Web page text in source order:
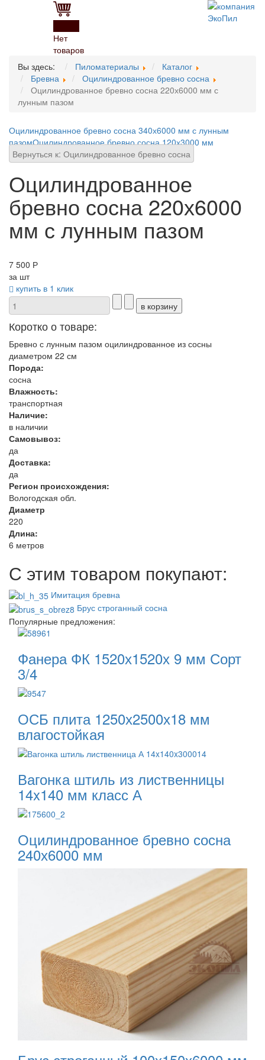
Нет
товаров
Вы здесь:
Пиломатериалы
Каталог
Бревна
Оцилиндрованное бревно сосна
Оцилиндрованное бревно сосна 220х6000 мм с
лунным пазом
Оцилиндрованное бревно сосна 340х6000 мм с лунным
пазомОцилиндрованное бревно сосна 120х3000 мм
Вернуться к: Оцилиндрованное бревно сосна
Оцилиндрованное
бревно сосна 220х6000
мм с лунным пазом
7 500 Р
за шт
купить в 1 клик
Коротко о товаре:
Бревно с лунным пазом оцилиндрованное из сосны
диаметром 22 см
Порода:
сосна
Влажность:
транспортная
Наличие:
в наличии
Самовывоз:
да
Доставка:
да
Регион происхождения:
Вологодская обл.
Диаметр
220
Длина:
6 метров
С этим товаром покупают:
Имитация бревна
Брус строганный сосна
Популярные предложения:
Фанера ФК 1520х1520х 9 мм Сорт
3/4
ОСБ плита 1250х2500х18 мм
влагостойкая
Вагонка штиль из лиственницы
14x140 мм класс А
Оцилиндрованное бревно сосна
240х6000 мм